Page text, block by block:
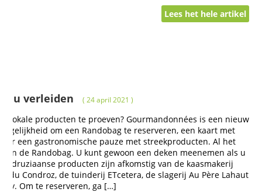
Lees het hele artikel
u verleiden ( 24 april 2021 )
lokale producten te proeven? Gourmandonnées is een nieuw
om een Randobag te reserveren, een kaart met
een gastronomische pauze met streekproducten. Al het
in de Randobag. U kunt gewoon een deken meenemen als u
producten zijn afkomstig van de kaasmakerij
du Condroz, de tuinderij ETcetera, de slagerij Au Père Lahaut
Om te reserveren, ga […]